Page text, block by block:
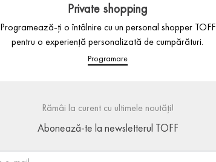
Private shopping
Programează-ți o întâlnire cu un personal shopper TOFF
pentru o experiență personalizată de cumpărături.
Programare
Rămâi la curent cu ultimele noutăți!
Abonează-te la newsletterul TOFF